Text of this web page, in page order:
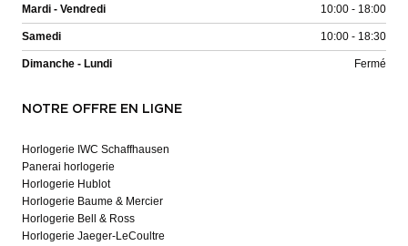
Mardi - Vendredi 10:00 - 18:00
Samedi 10:00 - 18:30
Dimanche - Lundi Fermé
NOTRE OFFRE EN LIGNE
Horlogerie IWC Schaffhausen
Panerai horlogerie
Horlogerie Hublot
Horlogerie Baume & Mercier
Horlogerie Bell & Ross
Horlogerie Jaeger-LeCoultre